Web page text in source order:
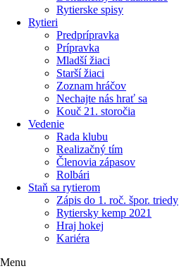
Rytierske spisy
Rytieri
Predprípravka
Prípravka
Mladší žiaci
Starší žiaci
Zoznam hráčov
Nechajte nás hrať sa
Kouč 21. storočia
Vedenie
Rada klubu
Realizačný tím
Členovia zápasov
Rolbári
Staň sa rytierom
Zápis do 1. roč. špor. triedy
Rytiersky kemp 2021
Hraj hokej
Kariéra
Menu